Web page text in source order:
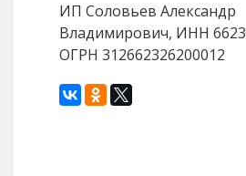
ИП Соловьев Александр
Владимирович, ИНН
ОГРН 312662326200012